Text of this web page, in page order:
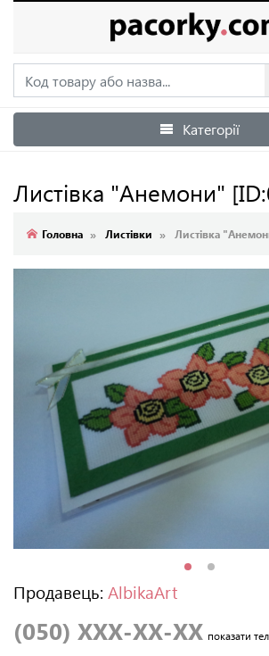
Категорії
Листівка "Анемони"
Головна Листівки Листівка
Продавець: AlbikaArt
(050) XXX-XX-XX показати